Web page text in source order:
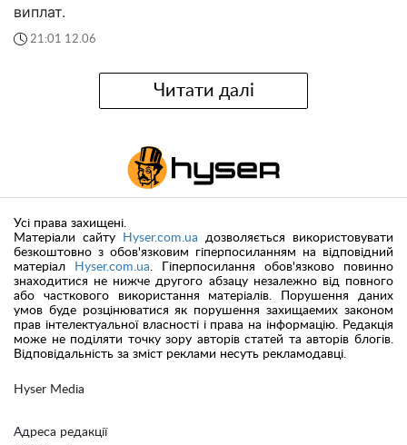
виплат.
21:01 12.06
Читати далі
Hyser Media
Адреса редакції
Усі права захищені.
Матеріали сайту
Hyser.com.ua дозволяється використовувати
безкоштовно з обов'язковим гіперпосиланням на відповідний
матеріал
Hyser.com.ua. Гіперпосилання обов'язково повинно
знаходитися не нижче другого абзацу незалежно від повного
або часткового використання матеріалів. Порушення даних
умов буде розцінюватися як порушення захищаемих законом
прав інтелектуальної власності і права на інформацію. Редакція
може не поділяти точку зору авторів статей та авторів блогів.
Відповідальність за зміст реклами несуть рекламодавці.